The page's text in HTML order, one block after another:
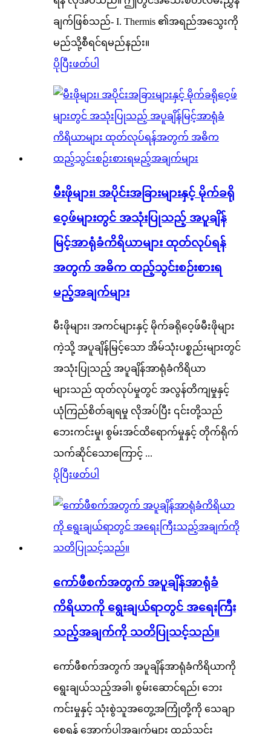
ချက်ဖြစ်သည်- I. Thermis ၏အရည်အသွေးကို
မည်သို့စီရင်ရမည်နည်း။
ပိုပြီးဖတ်ပါ
မီးဖိုများ၊ အပိုင်းအခြားများနှင့် မိုက်ခရို
ဝေ့ဖ်များတွင် အသုံးပြုသည့် အပူချိန်
မြင့်အာရုံခံကိရိယာများ ထုတ်လုပ်ရန်
အတွက် အဓိက ထည့်သွင်းစဉ်းစားရ
မည့်အချက်များ
မီးဖိုများ၊ အကင်များနှင့် မိုက်ခရိုဝေ့ဖ်မီးဖိုများ
ကဲ့သို့ အပူချိန်မြင့်သော အိမ်သုံးပစ္စည်းများတွင်
အသုံးပြုသည့် အပူချိန်အာရုံခံကိရိယာ
များသည် ထုတ်လုပ်မှုတွင် အလွန်တိကျမှုနှင့်
ယုံကြည်စိတ်ချရမှု လိုအပ်ပြီး ၎င်းတို့သည်
ဘေးကင်းမှု၊ စွမ်းအင်ထိရောက်မှုနှင့် တိုက်ရိုက်
သက်ဆိုင်သောကြောင့် ...
ပိုပြီးဖတ်ပါ
ကော်ဖီစက်အတွက် အပူချိန်အာရုံခံ
ကိရိယာကို ရွေးချယ်ရာတွင် အရေးကြီး
သည့်အချက်ကို သတိပြုသင့်သည်။
ကော်ဖီစက်အတွက် အပူချိန်အာရုံခံကိရိယာကို
ရွေးချယ်သည့်အခါ၊ စွမ်းဆောင်ရည်၊ ဘေး
ကင်းမှုနှင့် သုံးစွဲသူအတွေ့အကြုံတို့ကို သေချာ
စေရန် အောက်ပါအချက်များ ထည့်သွင်း